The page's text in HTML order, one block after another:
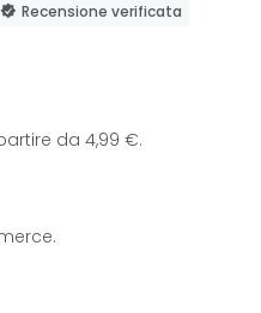
Recensione verificata
da 4,99 €.